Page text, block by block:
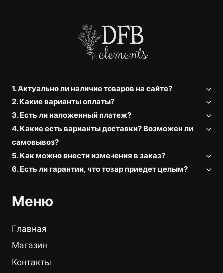
1. Актуально ли наличие товаров на сайте?
2. Какие варианты оплаты?
3. Есть ли наложенный платеж?
4. Какие есть варианты доставки? Возможен ли
самовывоз?
5. Как можно внести изменения в заказ?
6. Есть ли гарантии, что товар приедет целым?
Меню
Главная
Магазин
Контакты